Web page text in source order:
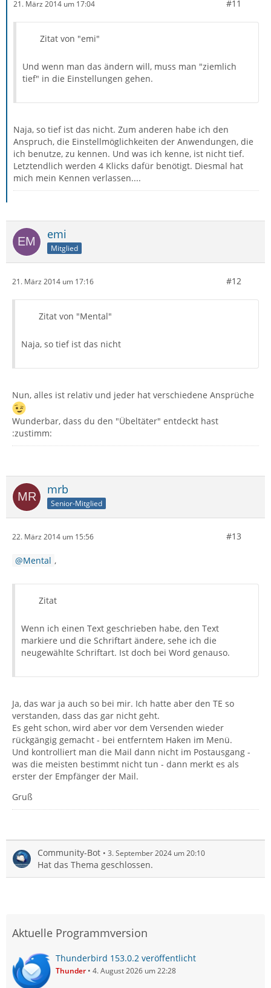
21. März 2014 um 17:04 #11
Zitat von "emi"
Und wenn man das ändern will, muss man "ziemlich
tief" in die Einstellungen gehen.
Naja, so tief ist das nicht. Zum anderen habe ich den
Anspruch, die Einstellmöglichkeiten der Anwendungen, die
ich benutze, zu kennen. Und was ich kenne, ist nicht tief.
Letztendlich werden 4 Klicks dafür benötigt. Diesmal hat
mich mein Kennen verlassen....
emi
Mitglied
21. März 2014 um 17:16 #12
Zitat von "Mental"
Naja, so tief ist das nicht
Nun, alles ist relativ und jeder hat verschiedene Ansprüche
Wunderbar, dass du den "Übeltäter" entdeckt hast
:zustimm:
mrb
Senior-Mitglied
22. März 2014 um 15:56 #13
Mental ,
Zitat
Wenn ich einen Text geschrieben habe, den Text
markiere und die Schriftart ändere, sehe ich die
neugewählte Schriftart. Ist doch bei Word genauso.
Ja, das war ja auch so bei mir. Ich hatte aber den TE so
verstanden, dass das gar nicht geht.
Es geht schon, wird aber vor dem Versenden wieder
rückgängig gemacht - bei entferntem Haken im Menü.
Und kontrolliert man die Mail dann nicht im Postausgang -
was die meisten bestimmt nicht tun - dann merkt es als
erster der Empfänger der Mail.
Gruß
Community-Bot 3. September 2024 um 20:10
Hat das Thema geschlossen.
Aktuelle Programmversion
Thunderbird 153.0.2 veröffentlicht
Thunder 4. August 2026 um 22:28